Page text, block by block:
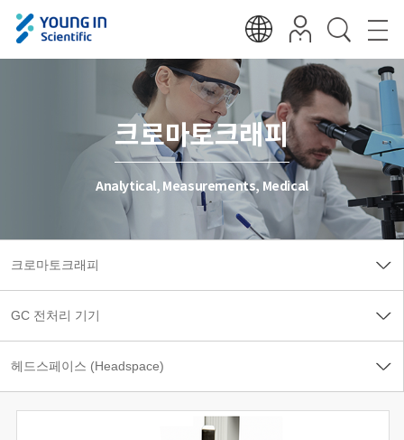
크로마토크래피
Analytical, Measurements, Medical